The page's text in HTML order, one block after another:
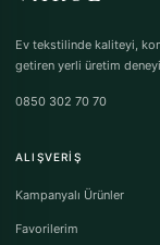
Ev tekstilinde kaliteyi,
getiren yerli üretim
0850 302 70 70
ALIŞVERIŞ
Kampanyalı Ürünler
Favorilerim